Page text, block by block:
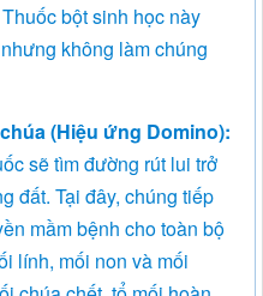
bột sinh học này
không làm chúng
(Hiệu ứng Domino):
sẽ tìm đường rút lui trở
đất. Tại đây, chúng tiếp
mầm bệnh cho toàn bộ
lính, mối non và mối